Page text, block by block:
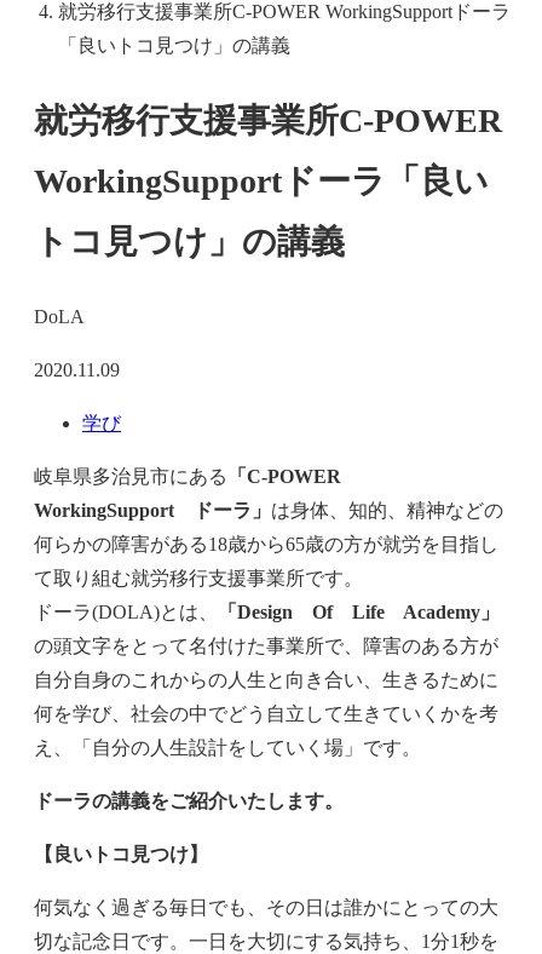
就労移行支援事業所C-POWER WorkingSupportドーラ
「良いトコ見つけ」の講義
就労移行支援事業所C-POWER
WorkingSupportドーラ「良い
トコ見つけ」の講義
DoLA
2020.11.09
学び
岐阜県多治見市にある
「C-POWER
WorkingSupport ドーラ」 は身体、知的、精神などの
何らかの障害がある18歳から65歳の方が就労を目指し
て取り組む就労移行支援事業所です。
ドーラ(DOLA)とは、
「Design Of Life Academy」
の頭文字をとって名付けた事業所で、障害のある方が
自分自身のこれからの人生と向き合い、生きるために
何を学び、社会の中でどう自立して生きていくかを考
え、「自分の人生設計をしていく場」です。
ドーラの講義をご紹介いたします。
【良いトコ見つけ】
何気なく過ぎる毎日でも、その日は誰かにとっての大
切な記念日です。一日を大切にする気持ち、1分1秒を